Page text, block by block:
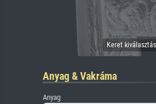
Anyag & Vakráma
Anyag